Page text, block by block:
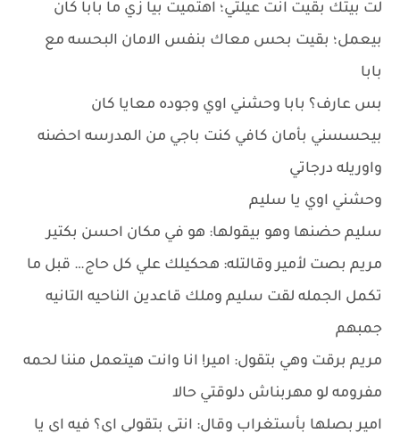
لت بيتك بقيت انت عيلتي؛ اهتميت بيا زي ما بابا كان
بيعمل؛ بقيت بحس معاك بنفس الامان البحسه مع
بابا
بس عارف؟ بابا وحشني اوي وجوده معايا كان
بيحسسني بأمان كافي كنت باجي من المدرسه احضنه
واوريله درجاتي
وحشني اوي يا سليم
سليم حضنها وهو بيقولها: هو في مكان احسن بكتير
مريم بصت لأمير وقالتله: هحكيلك علي كل حاج… قبل ما
تكمل الجمله لقت سليم وملك قاعدين الناحيه التانيه
جمبهم
مريم برقت وهي بتقول: امير! انا وانت هيتعمل مننا لحمه
مفرومه لو مهربناش دلوقتي حالا
امير بصلها بأستغراب وقال: انتي بتقولي اي؟ فيه اي يا